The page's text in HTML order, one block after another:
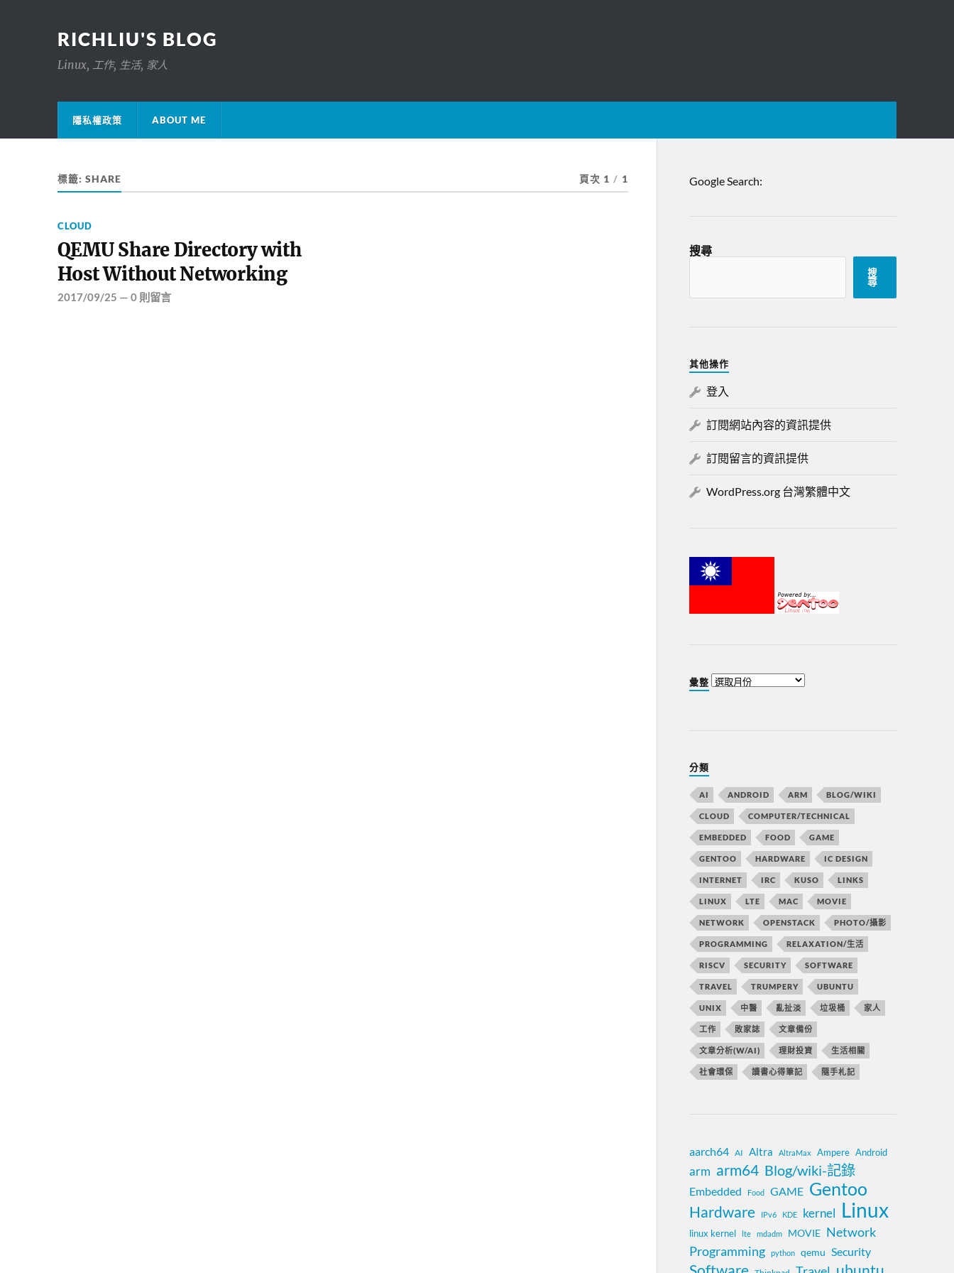
RICHLIU'S BLOG
Linux, 工作, 生活, 家人
隱私權政策 ABOUT ME
標籤: SHARE 頁次 1 / 1
CLOUD
QEMU Share Directory with
Host Without Networking
2017/09/25 — 0 則留言
Google Search:
搜尋
搜
尋
其他操作
登入
訂閱網站內容的資訊提供
訂閱留言的資訊提供
WordPress.org 台灣繁體中文
彙整
分類
AI ANDROID ARM BLOG/WIKI
CLOUD COMPUTER/TECHNICAL
EMBEDDED FOOD GAME
GENTOO HARDWARE IC DESIGN
INTERNET IRC KUSO LINKS
LINUX LTE MAC MOVIE
NETWORK OPENSTACK PHOTO/攝影
PROGRAMMING RELAXATION/生活
RISCV SECURITY SOFTWARE
TRAVEL TRUMPERY UBUNTU
UNIX 中醫 亂扯淡 垃圾桶 家人
工作 敗家誌 文章備份
文章分析(W/AI) 理財投資 生活相關
社會環保 讀書心得筆記 隨手札記
aarch64 AI Altra AltraMax Ampere Android
arm arm64 Blog/wiki-記錄
Embedded Food GAME Gentoo
Hardware IPv6 KDE kernel Linux
linux kernel lte mdadm MOVIE Network
Programming
python qemu Security